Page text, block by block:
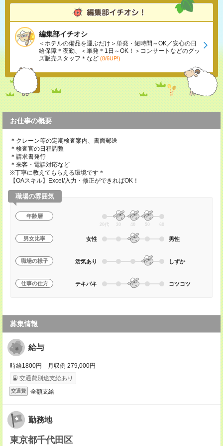
編集部イチオシ
＜ホテルの備品を運ぶだけ＞単発・短時間～OK／安心の日
給保障＊夜勤、＜単発＊1日～OK！＞コンサートなどのグッ
ズ販売スタッフ＊など (8/6UP!)
お仕事の概要
＊クレーン等の定期検査案内、書面郵送
＊検査官の日程調整
＊請求書発行
＊来客・電話対応など
※丁寧に教えてもらえる環境です＊
【OAスキル】Excel/入力・修正ができればOK！
職場の雰囲気
年齢層
20代 30 40 50 60
男女比率 女性 男性
職場の様子 活気あり しずか
仕事の仕方 テキパキ コツコツ
募集情報
給与
時給1800円 月収例 279,000円
交通費別途支給あり
交通費 全額支給
勤務地
東京都千代田区